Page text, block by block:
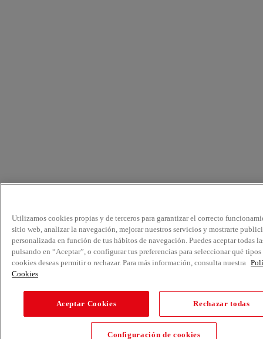
Utilizamos cookies propias y de terceros para garantizar el correcto
sitio web, analizar la navegación, mejorar nuestros servicios y mostrarte
personalizada en función de tus hábitos de navegación. Puedes aceptar todas
pulsando en “Aceptar”, o configurar tus preferencias para seleccionar qué tipos
cookies deseas permitir o rechazar. Para más información, consulta nuestra
Cookies
Aceptar Cookies Rechazar todas
Configuración de cookies